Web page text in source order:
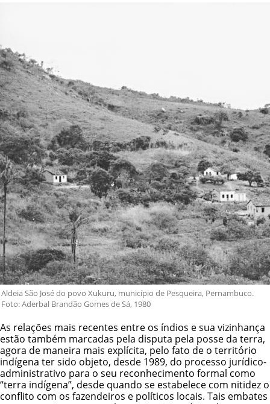
Aldeia São José do povo Xukuru, município de Pesqueira, Pernambuco.
Foto: Aderbal Brandão Gomes de Sá, 1980
As relações mais recentes entre os índios e sua vizinhança
estão também marcadas pela disputa pela posse da terra,
agora de maneira mais explícita, pelo fato de o território
indígena ter sido objeto, desde 1989, do processo jurídico-
administrativo para o seu reconhecimento formal como
“terra indígena”, desde quando se estabelece com nitidez o
conflito com os fazendeiros e políticos locais. Tais embates